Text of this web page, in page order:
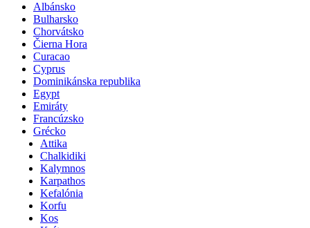
Albánsko
Bulharsko
Chorvátsko
Čierna Hora
Curacao
Cyprus
Dominikánska republika
Egypt
Emiráty
Francúzsko
Grécko
Attika
Chalkidiki
Kalymnos
Karpathos
Kefalónia
Korfu
Kos